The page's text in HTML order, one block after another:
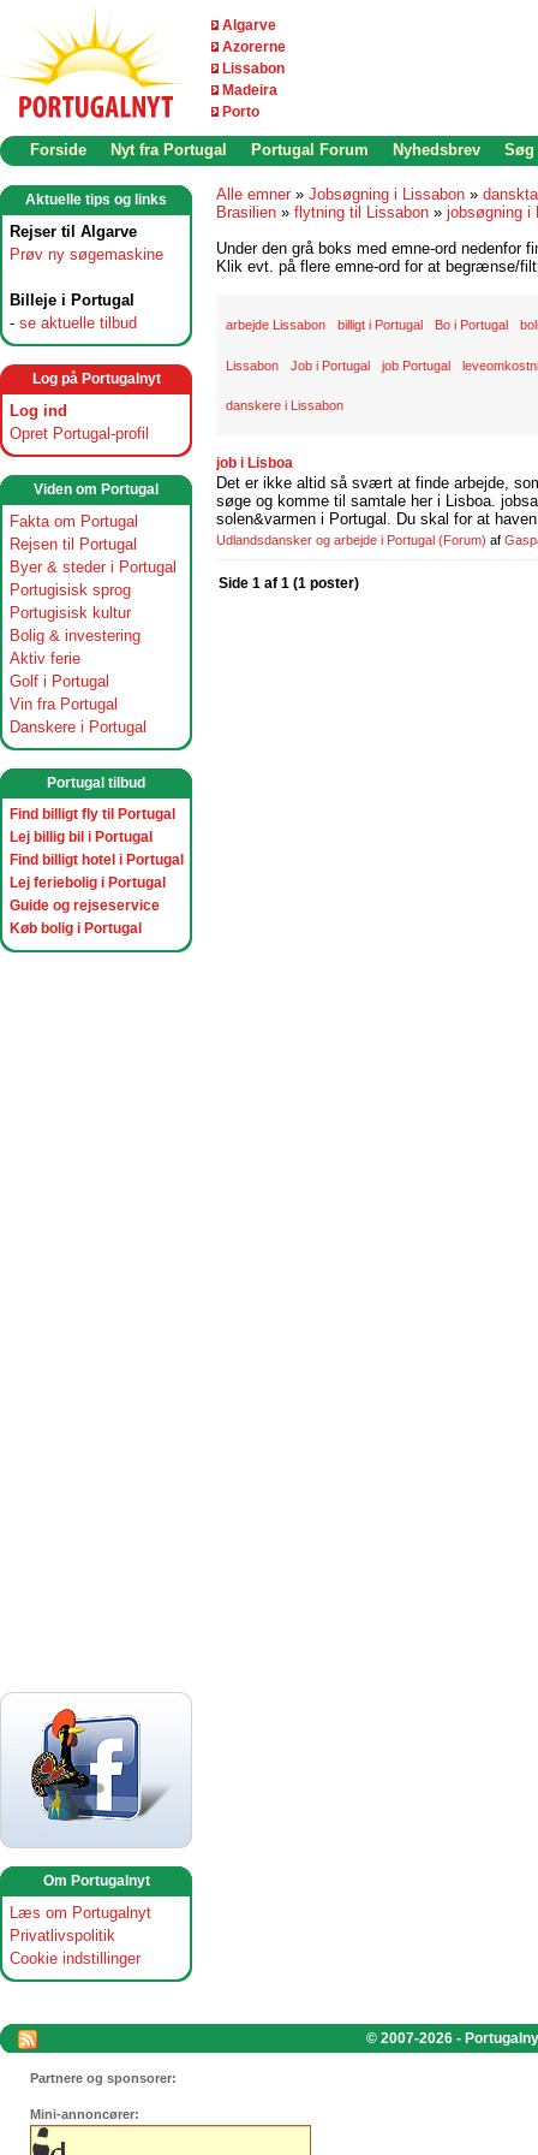
Algarve
Azorerne
Lissabon
Madeira
Porto
Forside Nyt fra Portugal Portugal Forum Nyhedsbrev Søg
Aktuelle tips og links
Rejser til Algarve
Prøv ny søgemaskine
Billeje i Portugal
- se aktuelle tilbud
Log på Portugalnyt
Log ind
Opret Portugal-profil
Viden om Portugal
Fakta om Portugal
Rejsen til Portugal
Byer & steder i Portugal
Portugisisk sprog
Portugisisk kultur
Bolig & investering
Aktiv ferie
Golf i Portugal
Vin fra Portugal
Danskere i Portugal
Portugal tilbud
Find billigt fly til Portugal
Lej billig bil i Portugal
Find billigt hotel i Portugal
Lej feriebolig i Portugal
Guide og rejseservice
Køb bolig i Portugal
Om Portugalnyt
Læs om Portugalnyt
Privatlivspolitik
Cookie indstillinger
Alle emner » Jobsøgning i Lissabon »
Brasilien » flytning til Lissabon » jobsøgning i
Under den grå boks med emne-ord nedenfor
Klik evt. på flere emne-ord for at begrænse/
arbejde Lissabon billigt i Portugal Bo i Portugal
Lissabon Job i Portugal job Portugal
danskere i Lissabon
job i Lisboa
Det er ikke altid så svært at finde arbejde,
søge og komme til samtale her i Lisboa.
solen&varmen i Portugal. Du skal for at
Udlandsdansker og arbejde i Portugal (Forum) af
Side 1 af 1 (1 poster)
© 2007-2026 -
Partnere og sponsorer:
Mini-annoncører: